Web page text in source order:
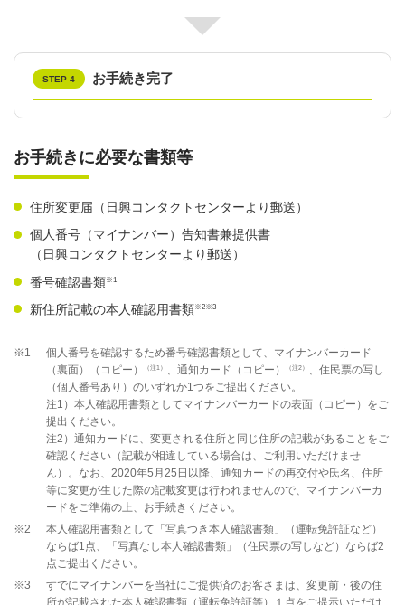
STEP 4 お手続き完了
お手続きに必要な書類等
住所変更届（日興コンタクトセンターより郵送）
個人番号（マイナンバー）告知書兼提供書
（日興コンタクトセンターより郵送）
番号確認書類※1
新住所記載の本人確認用書類※2※3
※1
個人番号を確認するため番号確認書類として、マイナンバーカード
（裏面）（コピー）
（注1） 、通知カード（コピー） （注2） 、住民票の写し
（個人番号あり）のいずれか1つをご提出ください。
注1）本人確認用書類としてマイナンバーカードの表面（コピー）をご
提出ください。
注2）通知カードに、変更される住所と同じ住所の記載があることをご
確認ください（記載が相違している場合は、ご利用いただけませ
ん）。なお、2020年5月25日以降、通知カードの再交付や氏名、住所
等に変更が生じた際の記載変更は行われませんので、マイナンバーカ
ードをご準備の上、お手続きください。
※2
本人確認用書類として「写真つき本人確認書類」（運転免許証など）
ならば1点、「写真なし本人確認書類」（住民票の写しなど）ならば2
点ご提出ください。
※3
すでにマイナンバーを当社にご提供済のお客さまは、変更前・後の住
所が記載された本人確認書類（運転免許証等）１点をご提示いただけ